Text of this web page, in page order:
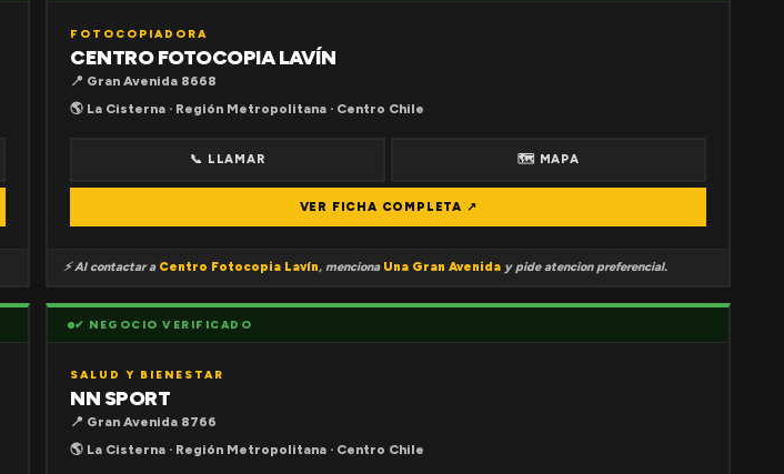
FOTOCOPIADORA
CENTRO FOTOCOPIA LAVÍN
📍 Gran Avenida 8668
🌎 La Cisterna · Región Metropolitana · Centro Chile
📞 LLAMAR 🗺 MAPA
VER FICHA COMPLETA ↗
⚡ Al contactar a Centro Fotocopia Lavín, menciona Una Gran Avenida y pide atencion preferencial.
✔ NEGOCIO VERIFICADO
SALUD Y BIENESTAR
NN SPORT
📍 Gran Avenida 8766
🌎 La Cisterna · Región Metropolitana · Centro Chile